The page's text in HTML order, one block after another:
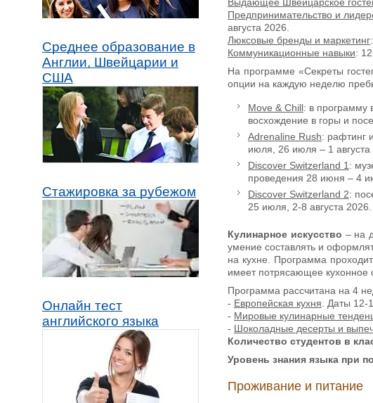
Среднее образование в
Англии, Швейцарии и
США
Стажировка за рубежом
Онлайн тест
английского языка
Предпринимательство и
августа 2026.
Люксовые бренды и маркетинг
Коммуникационные навыки:
На программе «Секреты
опции на каждую неделю
Move & Chill: в программу
восхождение в горы и
Adrenaline Rush: рафтинг
июля, 26 июля – 1
Discover Switzerland 1 :
проведения 28 июня – 4
Discover Switzerland 2:
25 июля, 2-8 августа 2026.
Кулинарное искусство – на
умение составлять и
на кухне. Программа
имеет потрясающее кухонное
Программа рассчитана на 4
- Европейская кухня . Даты 12-
- Мировые кулинарные
- Шоколадные десерты и
Количество студентов в
Уровень знания языка при
Проживание и питание